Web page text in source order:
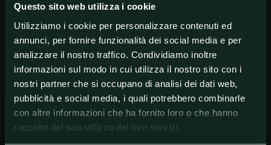
Questo sito web utilizza i cookie
Utilizziamo i cookie per personalizzare contenuti ed
annunci, per fornire funzionalità dei social media e per
analizzare il nostro traffico. Condividiamo inoltre
informazioni sul modo in cui utilizza il nostro sito con i
nostri partner che si occupano di analisi dei dati web,
pubblicità e social media, i quali potrebbero combinarle
con altre informazioni che ha fornito loro o che hanno
raccolto dal suo utilizzo dei loro servizi.
Fiandre.
Quota: 6.00
Thomas Pidcock (Ineos Grenadiers)
Vincitore domenica dell'Amstel Gold Race, il
britannico sta pedalando molto bene.
Quota: 8.00